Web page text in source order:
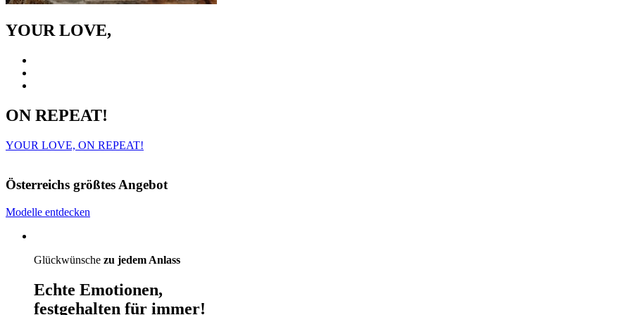
YOUR LOVE,
ON REPEAT!
YOUR LOVE, ON REPEAT!
Österreichs größtes Angebot
Modelle entdecken
Glückwünsche zu jedem Anlass
Echte Emotionen,
festgehalten für immer!